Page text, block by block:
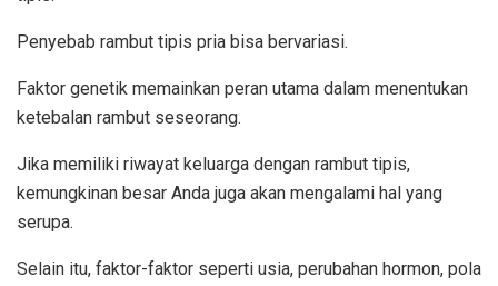
Penyebab rambut tipis pria bisa bervariasi.
Faktor genetik memainkan peran utama dalam menentukan
ketebalan rambut seseorang.
Jika memiliki riwayat keluarga dengan rambut tipis,
kemungkinan besar Anda juga akan mengalami hal yang
serupa.
Selain itu, faktor-faktor seperti usia, perubahan hormon, pola